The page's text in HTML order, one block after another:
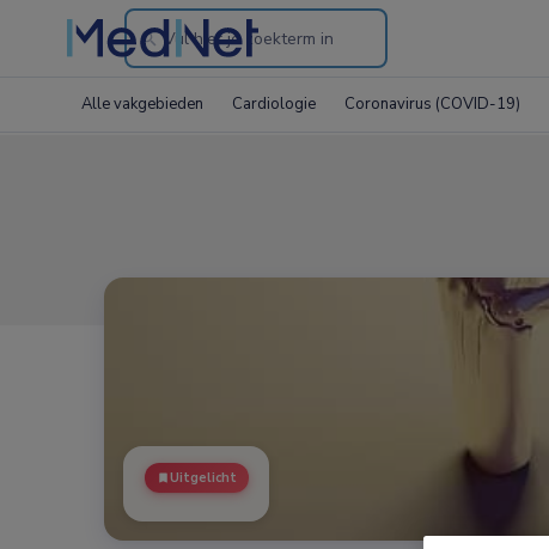
Search
the
Alle vakgebieden Cardiologie Coronavirus (COVID-19)
Uitgelicht